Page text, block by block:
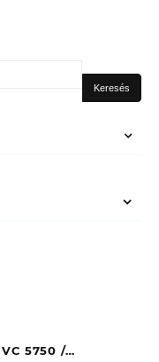
Keresés
VC 5750 /